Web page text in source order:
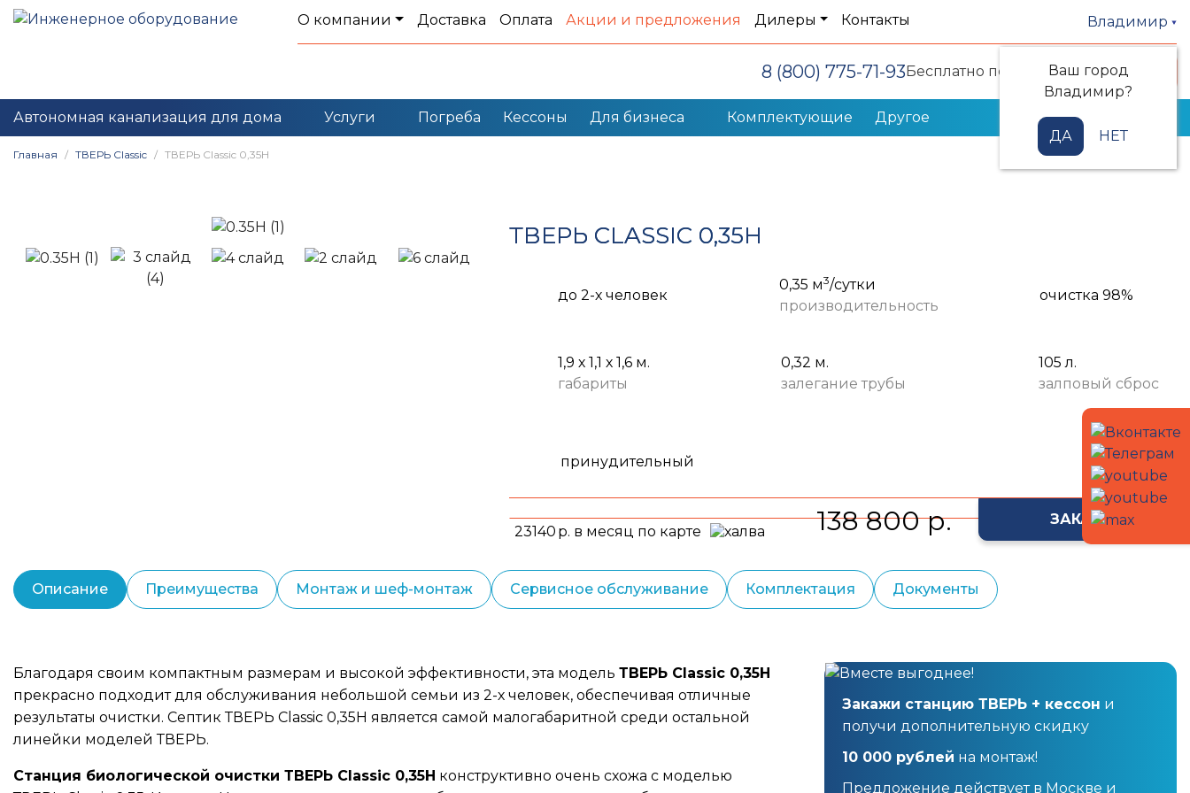
О компании Доставка Оплата Акции и предложения Дилеры Контакты Владимир
Ваш город
Владимир?
ДА НЕТ
8 (800) 775-71-93Бесплатно по РФ Заказать звонок
Автономная канализация для дома Услуги Погреба Кессоны Для бизнеса Комплектующие Другое
Главная ТВЕРЬ Classic ТВЕРЬ Classic 0,35Н
ТВЕРЬ CLASSIC 0,35Н
до 2-х человек
0,35 м3/сутки
производительность
очистка 98%
1,9 х 1,1 х 1,6 м.
габариты
0,32 м.
залегание трубы
105 л.
залповый сброс
принудительный
23140 р. в месяц по карте 138 800 р. ЗАКАЗАТЬ
Описание Преимущества Монтаж и шеф-монтаж Сервисное обслуживание Комплектация Документы
Благодаря своим компактным размерам и высокой эффективности, эта модель ТВЕРЬ Classic 0,35Н
прекрасно подходит для обслуживания небольшой семьи из 2-х человек, обеспечивая отличные
результаты очистки. Септик ТВЕРЬ Classic 0,35Н является самой малогабаритной среди остальной
линейки моделей ТВЕРЬ.
Станция биологической очистки ТВЕРЬ Classic 0,35Н конструктивно очень схожа с моделью
Закажи станцию ТВЕРЬ + кессон и
получи дополнительную скидку
10 000 рублей на монтаж!
Предложение действует в Москве и